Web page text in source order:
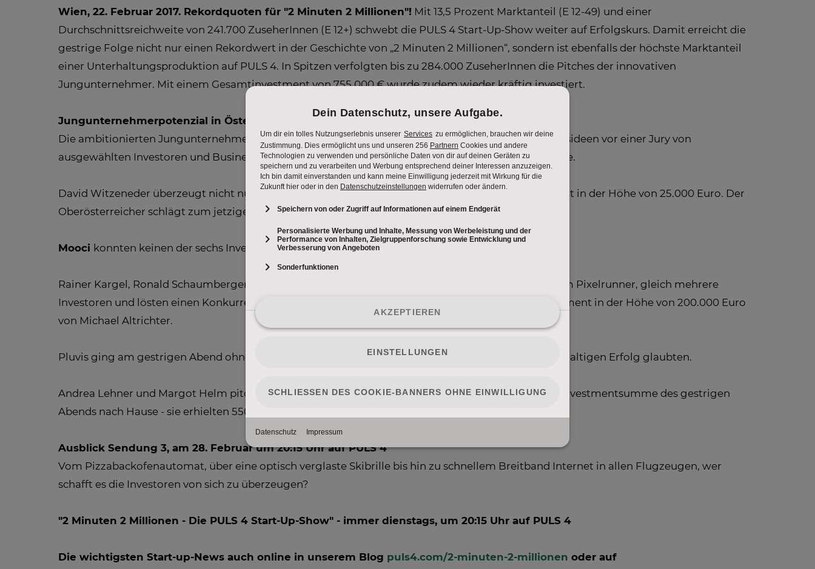
Wien, 22. Februar 2017. Rekordquoten für "2 Minuten 2 Millionen"! Mit 13,5 Prozent Marktanteil (E 12-49) und einer
Durchschnittsreichweite von 241.700 ZuseherInnen (E 12+) schwebt die PULS 4 Start-Up-Show weiter auf Erfolgskurs. Damit erreicht die
gestrige Folge nicht nur einen Rekordwert in der Geschichte von „2 Minuten 2 Millionen“, sondern ist ebenfalls der höchste Marktanteil
einer Unterhaltungsproduktion auf PULS 4. In Spitzen verfolgten bis zu 284.000 ZuseherInnen die Pitches der innovativen
Jungunternehmer. Mit einem Gesamtinvestment von 755.000 € wurde zudem wieder kräftig investiert.
Jungunternehmerpotenzial in Österreich ist groß
Die ambitionierten Jungunternehmer stellten gestern ihren Willen und ihre durchdachten Geschäftsideen vor einer Jury von
ausgewählten Investoren und Business Angels unter Beweis. Es war ein aufregendes Bad der Gefühle.
David Witzeneder überzeugt nicht nur Leo Hillinger mit seinerWurmkiste
und erhält ein Investment in der Höhe von 25.000 Euro. Der
Oberösterreicher schlägt zum jetzigen Zeitpunkt sogar ein höheres Investment aus.
Mooci konnten keinen der sechs Investoren überzeugen und ging ohne Investment nachhause.
Rainer Kargel, Ronald Schaumberger und Christian Saminger überzeugten mit ihrer Innovation, dem Pixelrunner, gleich mehrere
Investoren und lösten einen Konkurrenzkampf zwischen ihnen aus. Am Ende erhielten sie ein Investment in der Höhe von 200.000 Euro
von Michael Altrichter.
Pluvis ging am gestrigen Abend ohne Investment nachhause, da die Investoren nicht an einen nachhaltigen Erfolg glaubten.
Andrea Lehner und Margot Helm pitchten für Andmetics erfolgreich und gehen mit der höchsten Investmentsumme des gestrigen
Abends nach Hause - sie erhielten 550.000 Euro Cash-Investment von Heinrich Prokop.
Ausblick Sendung 3, am 28. Februar um 20:15 Uhr auf PULS 4
Vom Pizzabackofenautomat, über eine optisch verglaste Skibrille bis hin zu schnellem Breitband Internet in allen Flugzeugen, wer
schafft es die Investoren von sich zu überzeugen?
"2 Minuten 2 Millionen - Die PULS 4 Start-Up-Show" - immer dienstags, um 20:15 Uhr auf PULS 4
Die wichtigsten Start-up-News auch online in unserem Blog puls4.com/2-minuten-2-millionen oder auf